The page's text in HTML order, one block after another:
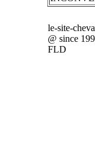
le-site-
@ since
FLD